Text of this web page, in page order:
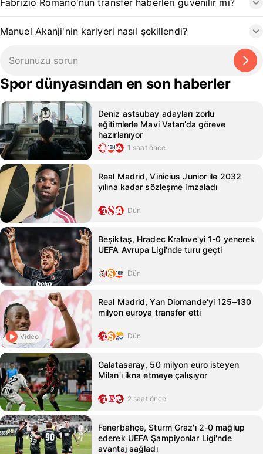
Fabrizio Romano'nun transfer haberleri güvenilir mi?
Manuel Akanji'nin kariyeri nasıl şekillendi?
Spor dünyasından en son haberler
Deniz astsubay adayları zorlu
eğitimlerle Mavi Vatan’da göreve
hazırlanıyor
1 saat önce
Real Madrid, Vinicius Junior ile 2032
yılına kadar sözleşme imzaladı
Dün
Beşiktaş, Hradec Kralove'yi 1-0 yenerek
UEFA Avrupa Ligi'nde turu geçti
Dün
Video
Real Madrid, Yan Diomande'yi 125–130
milyon euroya transfer etti
Dün
Galatasaray, 50 milyon euro isteyen
Milan'ı ikna etmeye çalışıyor
2 saat önce
Fenerbahçe, Sturm Graz'ı 2-0 mağlup
ederek UEFA Şampiyonlar Ligi'nde
avantaj sağladı